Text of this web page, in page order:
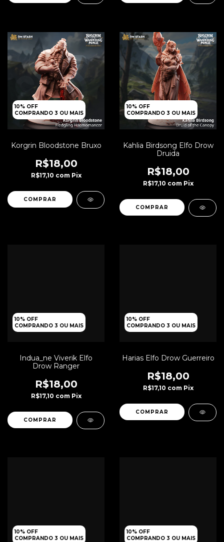
10% OFF
COMPRANDO 3 OU MAIS
Korgrin Bloodstone Bruxo
R$18,00
R$17,10 com Pix
10% OFF
COMPRANDO 3 OU MAIS
Kahlia Birdsong Elfo Drow
Druida
R$18,00
R$17,10 com Pix
10% OFF
COMPRANDO 3 OU MAIS
Indua_ne Viverik Elfo
Drow Ranger
R$18,00
R$17,10 com Pix
10% OFF
COMPRANDO 3 OU MAIS
Harias Elfo Drow Guerreiro
R$18,00
R$17,10 com Pix
10% OFF
COMPRANDO 3 OU MAIS
10% OFF
COMPRANDO 3 OU MAIS